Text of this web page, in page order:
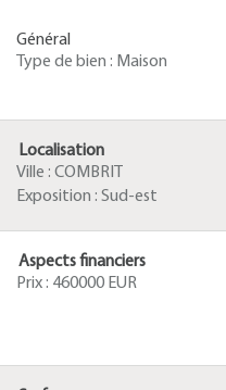
Général
Type de bien : Maison
Localisation
Ville : COMBRIT
Exposition : Sud-est
Aspects financiers
Prix : 460000 EUR